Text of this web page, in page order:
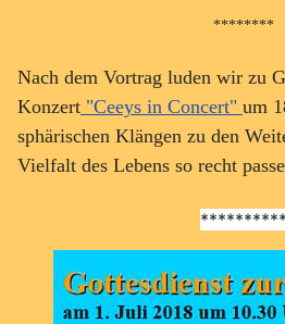
********
Nach dem Vortrag luden wir zu
Konzert "Ceeys in Concert" um
sphärischen Klängen zu den
Vielfalt des Lebens so recht
**********